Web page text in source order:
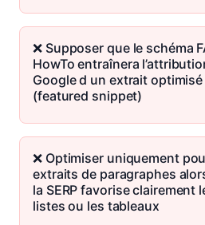
❌ Supposer que le schéma
HowTo entraînera
Google d un extrait optimisé
(featured snippet)
❌ Optimiser uniquement
extraits de paragraphes
la SERP favorise clairement
listes ou les tableaux